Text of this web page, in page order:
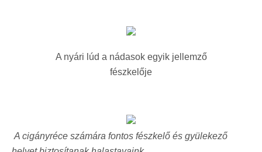
A nyári lúd a nádasok egyik jellemző
fészkelője
A cigányréce számára fontos fészkelő és gyülekező